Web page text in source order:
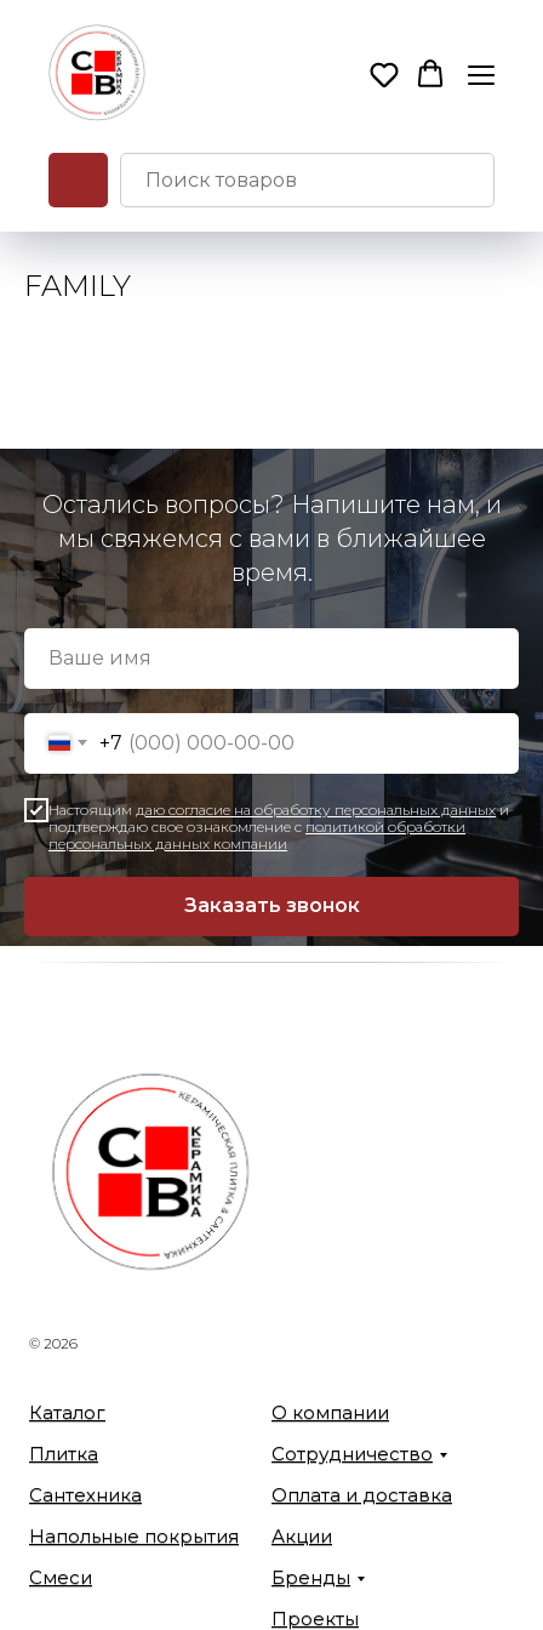
FAMILY
Остались вопросы? Напишите нам, и
мы свяжемся с вами в ближайшее
время.
+7
Настоящим даю согласие на обработку персональных данныхи
подтверждаю свое ознакомление с политикой обработки
персональных данных компании
Заказать звонок
© 2026
Каталог
Плитка
Сантехника
Напольные покрытия
Смеси
О компании
Сотрудничество
Оплата и доставка
Акции
Бренды
Проекты